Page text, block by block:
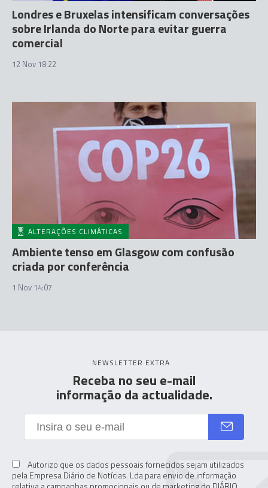
Londres e Bruxelas intensificam conversações
sobre Irlanda do Norte para evitar guerra
comercial
12 Nov 18:22
ALTERAÇÕES CLIMÁTICAS
Ambiente tenso em Glasgow com confusão
criada por conferência
1 Nov 14:07
NEWSLETTER EXTRA
Receba no seu e-mail
informação da actualidade.
Autorizo que os dados pessoais fornecidos sejam utilizados
pela Empresa Diário de Notícias. Lda para envio de informação